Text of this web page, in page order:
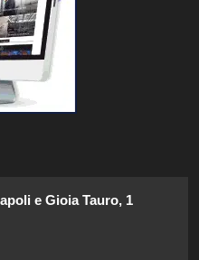
e Gioia Tauro, 1